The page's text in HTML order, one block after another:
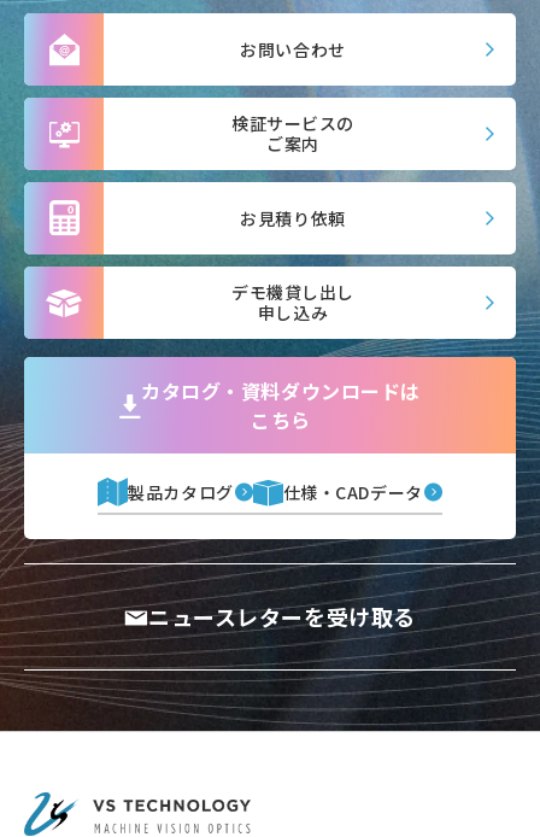
お問い合わせ
検証サービスの
ご案内
お見積り依頼
デモ機貸し出し
申し込み
カタログ・資料ダウンロードは
こちら
製品カタログ 仕様・CADデータ
ニュースレターを受け取る